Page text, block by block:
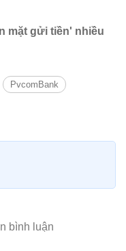
mặt gửi tiền' nhiều
PvcomBank